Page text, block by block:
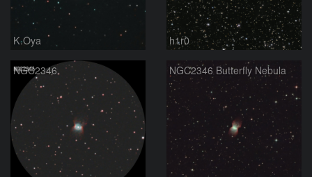
K.Oya h1r0
NGC2346 NGC2346 Butterfly Nebula